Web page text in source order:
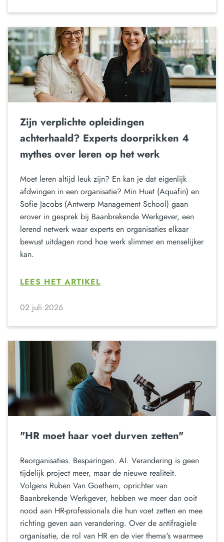
Zijn verplichte opleidingen
achterhaald? Experts doorprikken 4
mythes over leren op het werk
Moet leren altijd leuk zijn? En kan je dat eigenlijk
afdwingen in een organisatie? Min Huet (Aquafin) en
Sofie Jacobs (Antwerp Management School) gaan
erover in gesprek bij Baanbrekende Werkgever, een
lerend netwerk waar experts en organisaties elkaar
bewust uitdagen rond hoe werk slimmer en menselijker
kan.
LEES HET ARTIKEL
02 juli 2026
"HR moet haar voet durven zetten"
Reorganisaties. Besparingen. AI. Verandering is geen
tijdelijk project meer, maar de nieuwe realiteit.
Volgens Ruben Van Goethem, oprichter van
Baanbrekende Werkgever, hebben we meer dan ooit
nood aan HR-professionals die hun voet zetten en mee
richting geven aan verandering. Over de antifragiele
organisatie, de rol van HR en de vier thema's waarmee